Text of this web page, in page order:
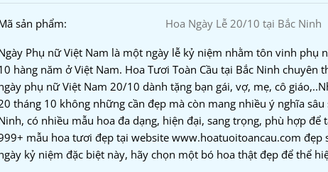
sản phẩm: Hoa Ngày Lễ 20/10 tại Bắc Ninh
Phụ nữ Việt Nam là một ngày lễ kỷ niệm nhằm tôn vinh phụ
hàng năm ở Việt Nam. Hoa Tươi Toàn Cầu tại Bắc Ninh chuyên
phụ nữ Việt Nam 20/10 dành tặng bạn gái, vợ, mẹ, cô
tháng 10 không những cần đẹp mà còn mang nhiều ý nghĩa sâu
có nhiều mẫu hoa đa dạng, hiện đại, sang trọng, phù hợp để
mẫu hoa tươi đẹp tại website www.hoatuoitoancau.com đẹp
kỷ niệm đặc biệt này, hãy chọn một bó hoa thật đẹp để thể